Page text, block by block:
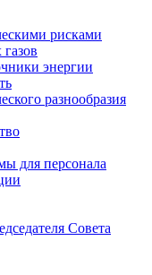
рисками
энергии
разнообразия
для персонала
Совета